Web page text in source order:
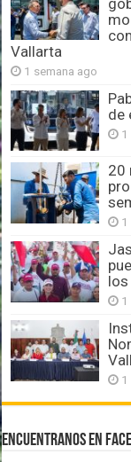
Vallarta
1 semana ago
de
1
20
1
1
1
Encuentranos en